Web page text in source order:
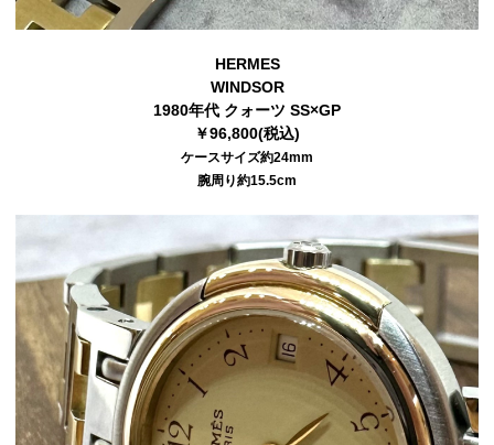
HERMES
WINDSOR
1980年代 クォーツ SS×GP
￥96,800(税込)
ケースサイズ約24mm
腕周り約15.5cm